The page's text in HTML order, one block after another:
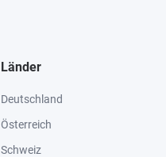
Länder
Deutschland
Österreich
Schweiz